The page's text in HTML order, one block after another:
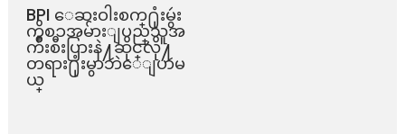
BPI ​ေဆးဝါးစက္​႐ုံးမွဴး
ကိစၥအမ်ားျပည္​သူအ
က်ိဳးစီးပြားနဲ႔ဆိုင္​လို႔
တရား႐ုံးမွာဘဲေျပာမ
ယ္​